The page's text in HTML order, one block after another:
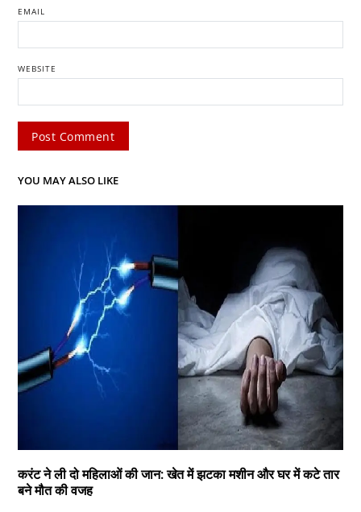
EMAIL
WEBSITE
YOU MAY ALSO LIKE
करंट ने ली दो महिलाओं की जान: खेत में झटका मशीन और घर में कटे तार
बने मौत की वजह